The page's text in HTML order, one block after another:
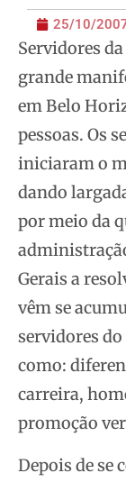
25/10/
Servidores
grande
em Belo
pessoas. Os
iniciaram o
dando
por meio da
Gerais a
vêm se
servidores
como:
carreira,
promoção
Depois de se